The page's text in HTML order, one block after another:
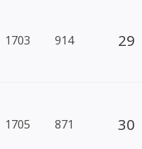
1703 914 29
1705 871 30